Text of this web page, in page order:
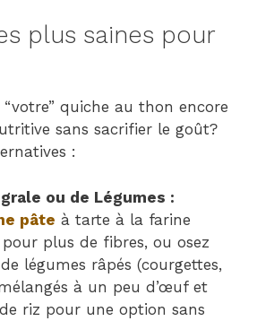
plus saines pour
quiche au thon encore
sans sacrifier le goût?
:
ou de Légumes :
pâte à tarte à la farine
plus de fibres, ou osez
légumes râpés (courgettes,
à un peu d’œuf et
riz pour une option sans